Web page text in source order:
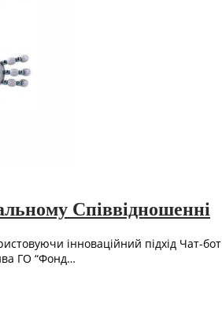
Співвідношенні
інноваційний підхід Чат-
ГО “Фонд…